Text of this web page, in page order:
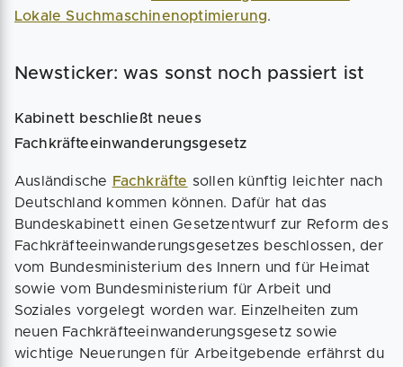
Lokale Suchmaschinenoptimierung.
Newsticker: was sonst noch passiert ist
Kabinett beschließt neues
Fachkräfteeinwanderungsgesetz
Ausländische Fachkräfte sollen künftig leichter nach
Deutschland kommen können. Dafür hat das
Bundeskabinett einen Gesetzentwurf zur Reform des
Fachkräfteeinwanderungsgesetzes beschlossen, der
vom Bundesministerium des Innern und für Heimat
sowie vom Bundesministerium für Arbeit und
Soziales vorgelegt worden war. Einzelheiten zum
neuen Fachkräfteeinwanderungsgesetz sowie
wichtige Neuerungen für Arbeitgebende erfährst du